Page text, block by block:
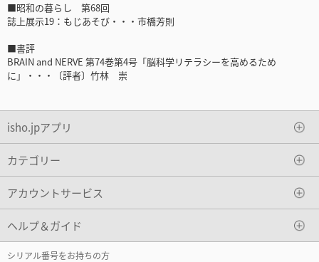
■昭和の暮らし 第68回
誌上展示19：もじあそび・・・市橋芳則
■書評
BRAIN and NERVE 第74巻第4号「脳科学リテラシーを高めるため
に」・・・〔評者〕竹林 崇
isho.jpアプリ
カテゴリー
アカウントサービス
ヘルプ＆ガイド
シリアル番号をお持ちの方